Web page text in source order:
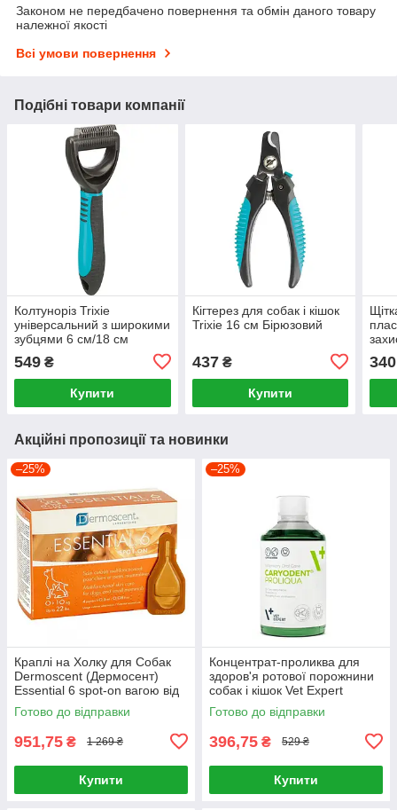
Законом не передбачено повернення та обмін даного товару
належної якості
Всі умови повернення
Подібні товари компанії
Колтуноріз Trixie
універсальний з широкими
зубцями 6 см/18 см
549 ₴
Купити
Кігтерез для собак і кішок
Trixie 16 см Бірюзовий
437₴
Купити
340
Акційні пропозиції та новинки
–25%
Краплі на Холку для Собак
Dermoscent (Дермосент)
Essential 6 spot-on вагою від
0 до 10 кг (4 ампули)
Готово до відправки
951,75 ₴ 1 269 ₴
Купити
–25%
Концентрат-проликва для
здоров'я ротової порожнини
собак і кішок Vet Expert
Caryodent КеріоДент 250 мл
Готово до відправки
396,75 ₴ 529 ₴
Купити